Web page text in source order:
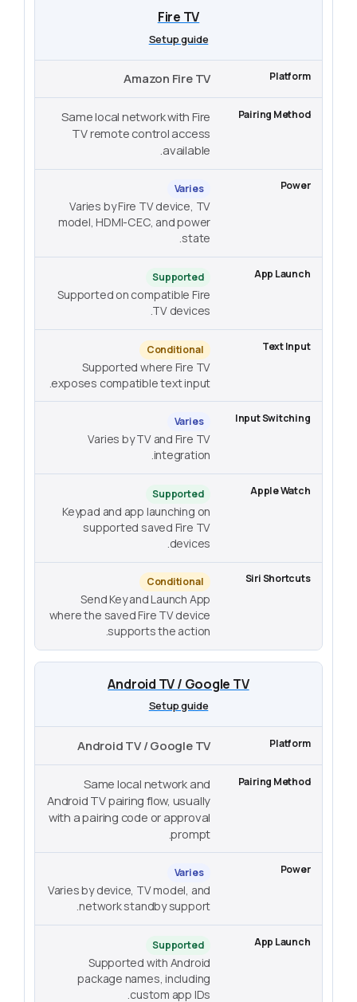
Fire TV
Setup guide
Amazon Fire TV
Same local network with Fire
TV remote control access
available.
Varies
Varies by Fire TV device, TV
model, HDMI-CEC, and power
state.
Supported
Supported on compatible Fire
TV devices.
Conditional
Supported where Fire TV
exposes compatible text input.
Varies
Varies by TV and Fire TV
integration.
Supported
Keypad and app launching on
supported saved Fire TV
devices.
Conditional
Send Key and Launch App
where the saved Fire TV device
supports the action.
Android TV / Google TV
Setup guide
Android TV / Google TV
Same local network and
Android TV pairing flow, usually
with a pairing code or approval
prompt.
Varies
Varies by device, TV model, and
network standby support.
Supported
Supported with Android
package names, including
custom app IDs.